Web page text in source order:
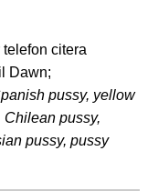
telefon citera
Dawn;
pussy, yellow
Chilean pussy,
pussy, pussy